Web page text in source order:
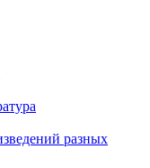
разных